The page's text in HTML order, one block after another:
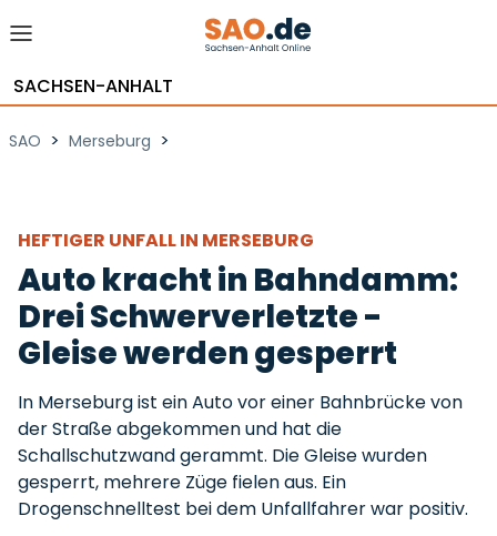
SACHSEN-ANHALT
SAO > Merseburg >
HEFTIGER UNFALL IN MERSEBURG
Auto kracht in Bahndamm:
Drei Schwerverletzte -
Gleise werden gesperrt
In Merseburg ist ein Auto vor einer Bahnbrücke von
der Straße abgekommen und hat die
Schallschutzwand gerammt. Die Gleise wurden
gesperrt, mehrere Züge fielen aus. Ein
Drogenschnelltest bei dem Unfallfahrer war positiv.